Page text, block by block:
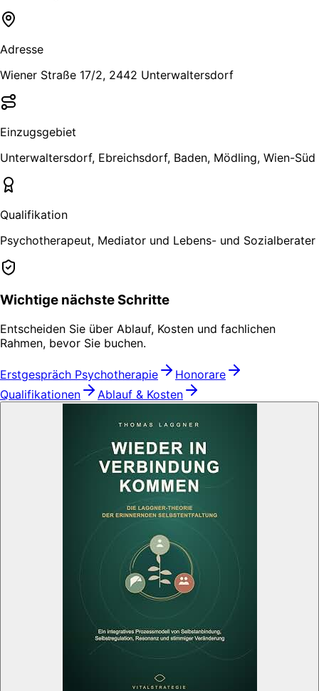
Adresse
Wiener Straße 17/2, 2442 Unterwaltersdorf
Einzugsgebiet
Unterwaltersdorf, Ebreichsdorf, Baden, Mödling, Wien-Süd
Qualifikation
Psychotherapeut, Mediator und Lebens- und Sozialberater
Wichtige nächste Schritte
Entscheiden Sie über Ablauf, Kosten und fachlichen
Rahmen, bevor Sie buchen.
Erstgespräch Psychotherapie
Honorare
Qualifikationen
Ablauf & Kosten